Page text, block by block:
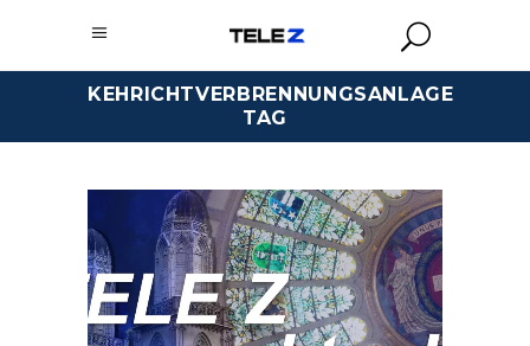
KEHRICHTVERBRENNUNGSANLAGE
TAG